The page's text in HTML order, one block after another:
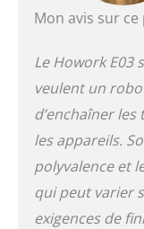
Mon avis sur
Le Howork E03
veulent un
d’enchaîner
les appareils.
polyvalence et
qui peut varier
exigences de